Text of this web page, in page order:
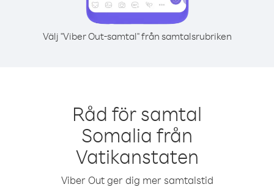
Välj "Viber Out-samtal" från samtalsrubriken
Råd för samtal
Somalia från
Vatikanstaten
Viber Out ger dig mer samtalstid